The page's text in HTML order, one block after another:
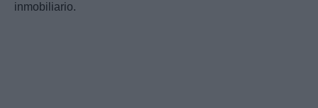
inmobiliario.